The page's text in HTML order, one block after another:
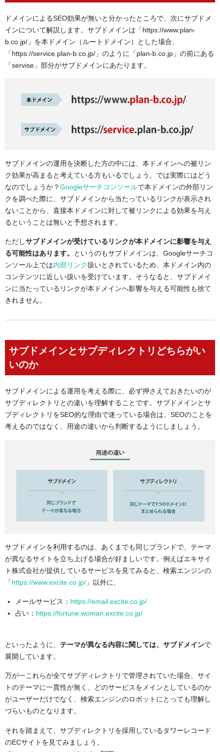
ドメインによるSEO効果が無いと分かったところで、次にサブドメ
インについて解説します。サブドメインは「https://www.plan-
b.co.jp/」を本ドメイン（ルートドメイン）とした場合、
「https://service.plan-b.co.jp/」のように「plan-b.co.jp」の前にある
「servise」部分がサブドメインにあたります。
サブドメインの運用を決断した方の中には、本ドメインへの被リン
ク効果が高まると考えている方もいるでしょう。では実際にはどう
なのでしょうか？Googleサーチコンソールで本ドメインの外部リン
クを調べた際に、サブドメインから当たっているリンクが表示され
ないことから、直接本ドメインに対して被リンクによる効果を与え
るということは無いと予想されます。
ただしサブドメインが受けているリンクが本ドメインに影響を与え
る可能性はあります。
というのもサブドメインは、Googleサーチコ
ンソール上では内部リンク扱いとされているため、本ドメイン内の
コンテンツに近しい扱いを受けています。そうなると、サブドメイ
ンに当たっているリンクが本ドメインへ影響を与える可能性も捨て
きれません。
サブドメインとサブディレクトリどちらがい
いのか
サブドメインによる運用を考える際に、必ず押さえておきたいのが
サブディレクトリとの違いを理解することです。サブドメインとサ
ブディレクトリをSEO的な理由で迷っている場合は、SEOのことを
考えるのではなく、用途の違いから判断するようにしましょう。
サブドメインを利用するのは、あくまでも同じブランドで、テーマ
が異なるサイトを立ち上げる場合が好ましいです。例えばエキサイ
ト株式会社が提供しているサービスを見てみると、検索エンジンの
「https://www.excite.co.jp/ 」以外に、
メールサービス： https://email.excite.co.jp/
占い： https://fortune.woman.excite.co.jp/
といったように、 テーマが異なる内容に関しては、サブドメインで
展開しています。
万が一これらが全てサブディレクトリで管理されていた場合、サイ
トのテーマに一貫性が無く、どのサービスをメインとしているのか
がユーザーだけでなく、検索エンジンのロボットにとっても理解し
づらいものとなります。
それを踏まえて、サブディレクトリを採用しているタワーレコード
のECサイトを見てみましょう。